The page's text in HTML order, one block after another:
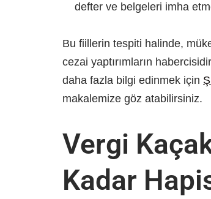
defter ve belgeleri imha
Bu fiillerin tespiti halinde,
cezai yaptırımların
daha fazla bilgi edinmek için
makalemize göz atabilirsiniz.
Vergi
Kadar